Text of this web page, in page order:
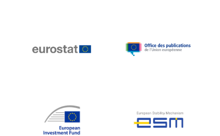
Michael Berry
Mireille Delmas-Marty
Nobuo Tanaka